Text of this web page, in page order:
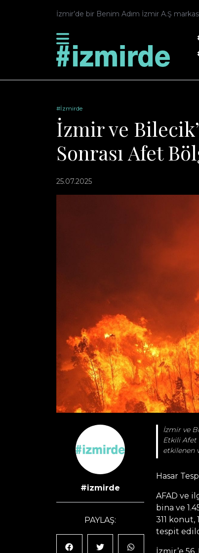
İzmir’de bir Benim Adım İzmir A.Ş
#İzmirde
İzmir ve
Sonrası Afet
25.07.2025
#izmirde
PAYLAŞ:
İzmir ve
Etkili Afet
etkilenen
Hasar
AFAD ve
bina ve
311 konut,
tespit